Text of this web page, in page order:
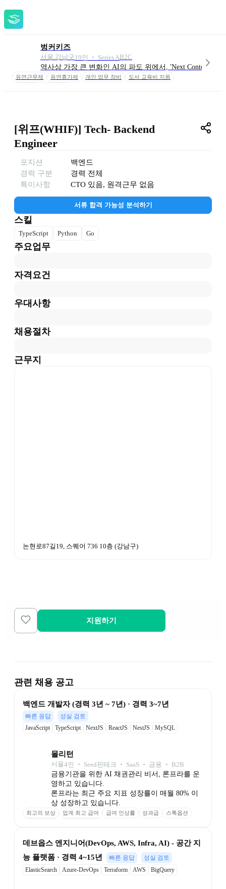
벙커키즈
서울 강남구19인 ‧ Series AB2C
역사상 가장 큰 변화인 AI의 파도 위에서, 'Next Contents'
유연근무제 유연휴가제 개인 업무 장비
도서 교육비 지원
[위프(WHIF)] Tech- Backend
Engineer
포지션
백엔드
경력 구분
경력 전체
특이사항
CTO 있음, 원격근무 없음
서류 합격 가능성 분석하기
스킬
TypeScript Python Go
주요업무
자격요건
우대사항
채용절차
근무지
논현로87길19, 스퀘어 736 10층 (강남구)
지원하기
관련 채용 공고
백엔드 개발자 (경력 3년 ~ 7년) · 경력 3~7년
빠른 응답
성실 검토
JavaScript
TypeScript NextJS ReactJS NestJS MySQL
몰리턴
서울4인 ‧ Seed핀테크 ‧ SaaS ‧ 금융 ‧ B2B
금융기관을 위한 AI 채권관리 비서, 론프라를 운
영하고 있습니다.
론프라는 최근 주요 지표 성장률이 매월 80% 이
상 성장하고 있습니다.
최고의 보상 업계 최고 급여 급여 인상률 성과급
스톡옵션
데브옵스 엔지니어(DevOps, AWS, Infra, AI) - 공간 지
능 플랫폼 · 경력 4~15년
빠른 응답
성실 검토
ElasticSearch
Azure-DevOps Terraform AWS
BigQuery